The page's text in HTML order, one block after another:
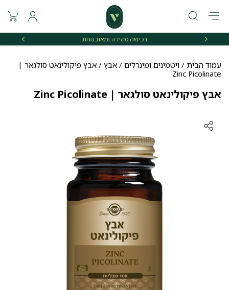
רכישה מהירה ומאובטחת
עמוד הבית / ויטמינים ומינרלים / אבץ / אבץ פיקולינאט סולגאר |
Zinc Picolinate
אבץ פיקולינאט סולגאר | Zinc Picolinate